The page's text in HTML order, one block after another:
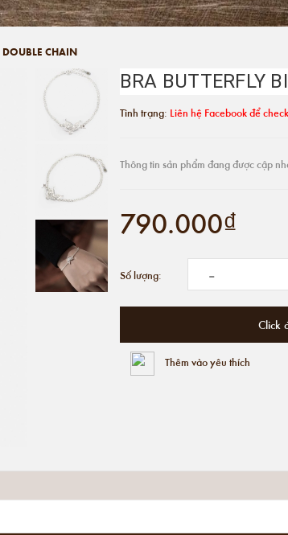
DOUBLE CHAIN
BRA BUTTERFLY
Tình trạng: Liên hệ Facebook để
Thông tin sản phẩm đang được cập
790.000₫
Số lượng: -
Click
Thêm vào yêu thích